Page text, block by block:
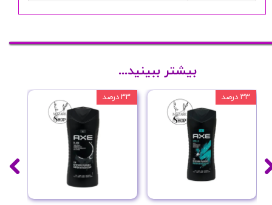
۳۳ درصد ۳۳ درصد
بیشتر ببینید...